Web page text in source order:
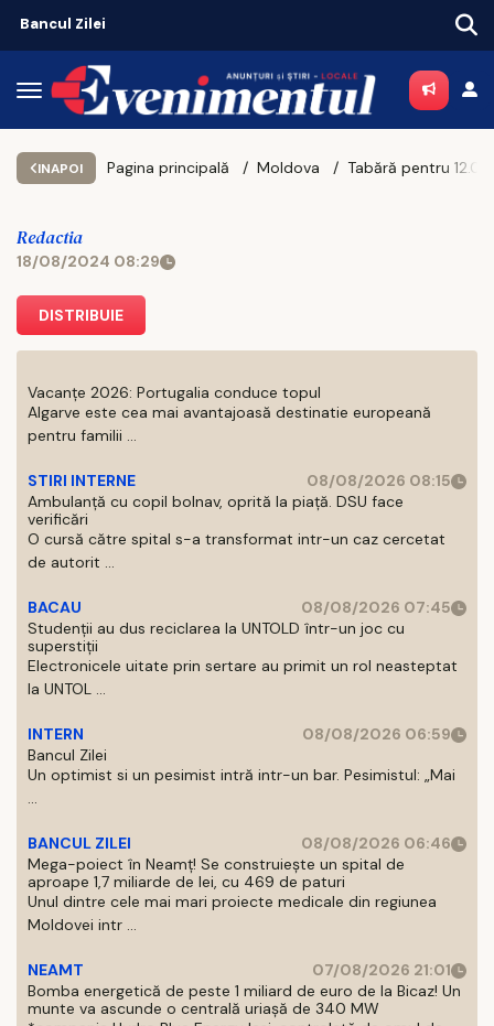
Bancul Zilei
INAPOI Pagina principală Moldova
Redactia
18/08/2024 08:29
DISTRIBUIE
Vacanțe 2026: Portugalia conduce topul
Algarve este cea mai avantajoasă destinatie europeană
pentru familii ...
STIRI INTERNE
08/08/2026 08:15
Ambulanță cu copil bolnav, oprită la piață. DSU face
verificări
O cursă către spital s-a transformat intr-un caz cercetat
de autorit ...
BACAU
08/08/2026 07:45
Studenții au dus reciclarea la UNTOLD într-un joc cu
superstiții
Electronicele uitate prin sertare au primit un rol neasteptat
la UNTOL ...
INTERN
08/08/2026 06:59
Bancul Zilei
Un optimist si un pesimist intră intr-un bar. Pesimistul: „Mai
...
BANCUL ZILEI
08/08/2026 06:46
Mega-poiect în Neamț! Se construiește un spital de
aproape 1,7 miliarde de lei, cu 469 de paturi
Unul dintre cele mai mari proiecte medicale din regiunea
Moldovei intr ...
NEAMT
07/08/2026 21:01
Bomba energetică de peste 1 miliard de euro de la Bicaz! Un
munte va ascunde o centrală uriașă de 340 MW